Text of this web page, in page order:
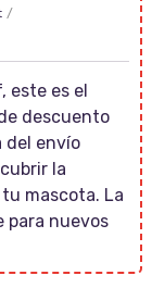
este es el
descuento
del envío
la
mascota. La
para nuevos